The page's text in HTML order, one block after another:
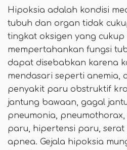
Hipoksia adalah kondisi
tubuh dan organ tidak
tingkat oksigen yang cukup
mempertahankan fungsi
dapat disebabkan karena
mendasari seperti anemia,
penyakit paru obstruktif
jantung bawaan, gagal
pneumonia,
paru, hipertensi paru,
apnea. Gejala hipoksia